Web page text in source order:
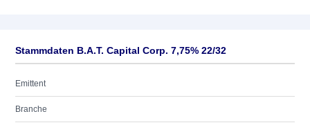
Stammdaten B.A.T. Capital Corp. 7,75% 22/32
Emittent
Branche